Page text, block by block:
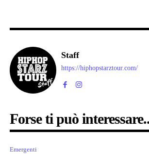
Staff
https://hiphopstarztour.com/
Forse ti può
Emergenti